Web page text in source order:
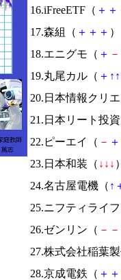
16.iFreeETF（ ＋ ＋
17.森組（ ＋ ＋ ＋
18.エニグモ（ ＋ －
19.丸尾カル（ ＋ ↑ ↑
20.日本情報クリ
21.日本リート投
22.ピーエイ（ － ＋
23.日本和装（ ↓ ↓ ↓
24.名古屋電機（ ↑
25.ニフティライ
26.ゼンリン（ － －
27.株式会社稲葉
28.京成電鉄（ ＋ ＋